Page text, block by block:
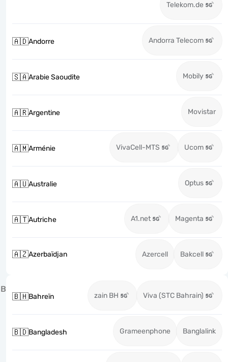
Telekom.de
🇦🇩Andorre Andorra Telecom
🇸🇦Arabie Saoudite Mobily
🇦🇷Argentine Movistar
🇦🇲Arménie VivaCell-MTS Ucom
🇦🇺Australie Optus
🇦🇹Autriche A1.net Magenta
🇦🇿Azerbaïdjan Azercell Bakcell
B
🇧🇭Bahreïn zain BH Viva (STC Bahrain)
🇧🇩Bangladesh Grameenphone Banglalink